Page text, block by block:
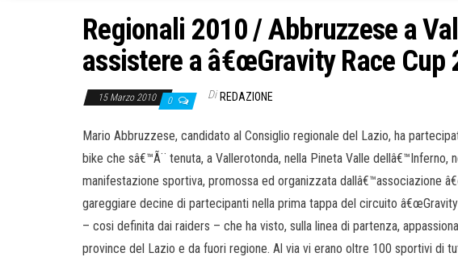
Regionali 2010 / Abbruzzese a
assistere a â€œGravity Race Cup
15 Marzo 2010 0 Di REDAZIONE
Mario Abbruzzese, candidato al Consiglio regionale del Lazio, ha
bike che sâ€™Ã¨ tenuta, a Vallerotonda, nella Pineta Valle dellâ€™Inferno,
manifestazione sportiva, promossa ed organizzata dallâ€™associazione
gareggiare decine di partecipanti nella prima tappa del circuito
– cosi definita dai raiders – che ha visto, sulla linea di partenza,
province del Lazio e da fuori regione. Al via vi erano oltre 100 sportivi di